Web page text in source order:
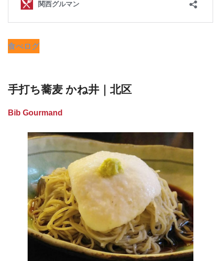
食べログ
手打ち蕎麦 かね井｜北区
Bib Gourmand